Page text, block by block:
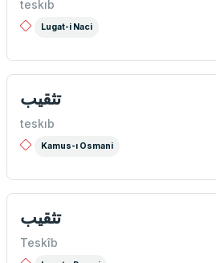
teskıb
Lugat-i Naci
تثقيب
teskıb
Kamus-ı Osmani
تثقيب
Teskîb